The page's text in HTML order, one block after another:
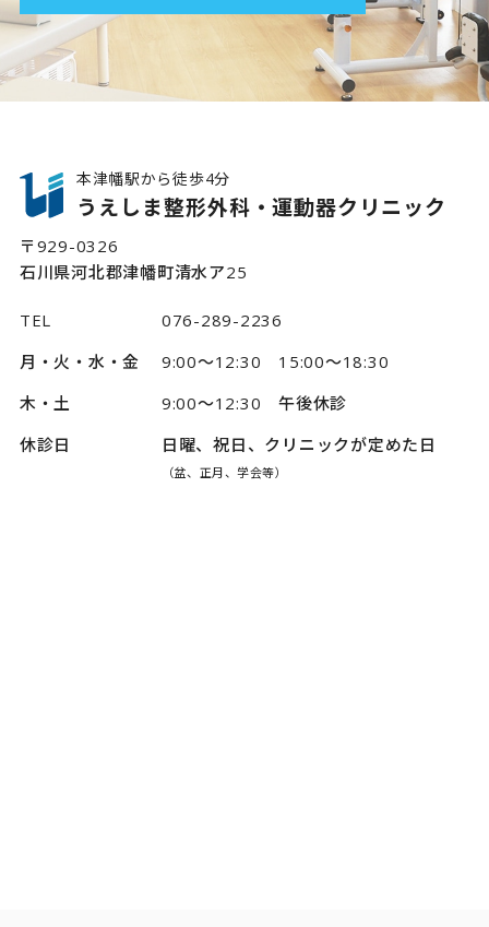
本津幡駅から徒歩4分
うえしま整形外科・運動器クリニック
〒929-0326
石川県河北郡津幡町清水ア25
TEL
076-289-2236
月・火・水・金
9:00～12:30 15:00～18:30
木・土
9:00～12:30 午後休診
休診日
日曜、祝日、クリニックが定めた日
（盆、正月、学会等）